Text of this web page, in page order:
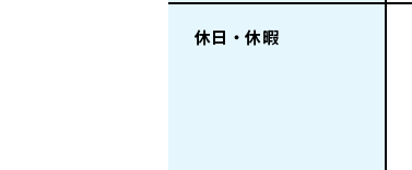
休日・休暇